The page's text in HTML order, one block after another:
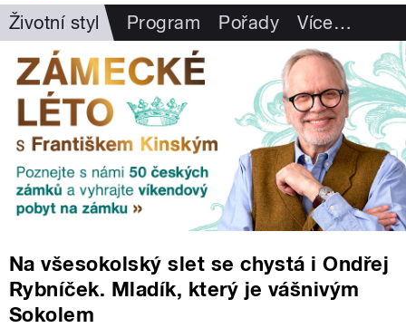
Životní styl Program Pořady Více…
Na všesokolský slet se chystá i Ondřej
Rybníček. Mladík, který je vášnivým
Sokolem